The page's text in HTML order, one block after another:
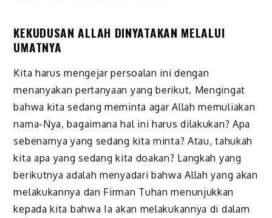
KEKUDUSAN ALLAH DINYATAKAN MELALUI
UMATNYA
Kita harus mengejar persoalan ini dengan
menanyakan pertanyaan yang berikut. Mengingat
bahwa kita sedang meminta agar Allah memuliakan
nama-Nya, bagaimana hal ini harus dilakukan? Apa
sebenarnya yang sedang kita minta? Atau, tahukah
kita apa yang sedang kita doakan? Langkah yang
berikutnya adalah menyadari bahwa Allah yang akan
melakukannya dan Firman Tuhan menunjukkan
kepada kita bahwa Ia akan melakukannya di dalam